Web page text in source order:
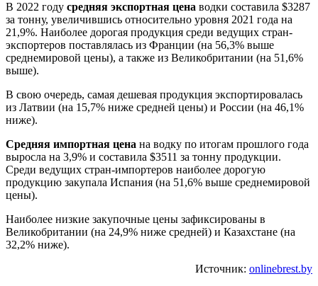
В 2022 году средняя экспортная цена водки составила $3287
за тонну, увеличившись относительно уровня 2021 года на
21,9%. Наиболее дорогая продукция среди ведущих стран-
экспортеров поставлялась из Франции (на 56,3% выше
среднемировой цены), а также из Великобритании (на 51,6%
выше).
В свою очередь, самая дешевая продукция экспортировалась
из Латвии (на 15,7% ниже средней цены) и России (на 46,1%
ниже).
Средняя импортная цена на водку по итогам прошлого года
выросла на 3,9% и составила $3511 за тонну продукции.
Среди ведущих стран-импортеров наиболее дорогую
продукцию закупала Испания (на 51,6% выше среднемировой
цены).
Наиболее низкие закупочные цены зафиксированы в
Великобритании (на 24,9% ниже средней) и Казахстане (на
32,2% ниже).
Источник: onlinebrest.by